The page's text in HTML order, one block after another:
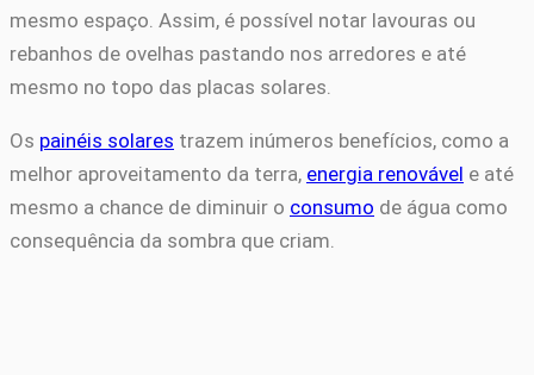
mesmo espaço. Assim, é possível notar lavouras ou
rebanhos de ovelhas pastando nos arredores e até
mesmo no topo das placas solares.
Os painéis solares trazem inúmeros benefícios, como a
melhor aproveitamento da terra, energia renovável e até
mesmo a chance de diminuir o consumo de água como
consequência da sombra que criam.